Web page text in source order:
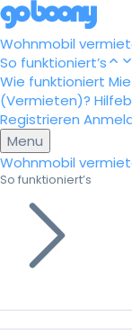
Wohnmobil
So funktioniert’s
Wie funktioniert
(Vermieten)?
Registrieren
Menu
Wohnmobil
So funktioniert’s